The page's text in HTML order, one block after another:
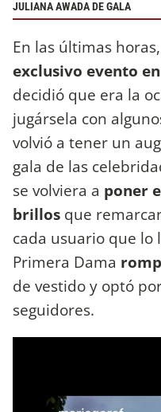
JULIANA AWADA DE GALA
En las últimas
exclusivo evento
decidió que era la
jugársela con
volvió a tener un
gala de las
se volviera a poner
brillos que
cada usuario que lo
Primera Dama
de vestido y optó
seguidores.